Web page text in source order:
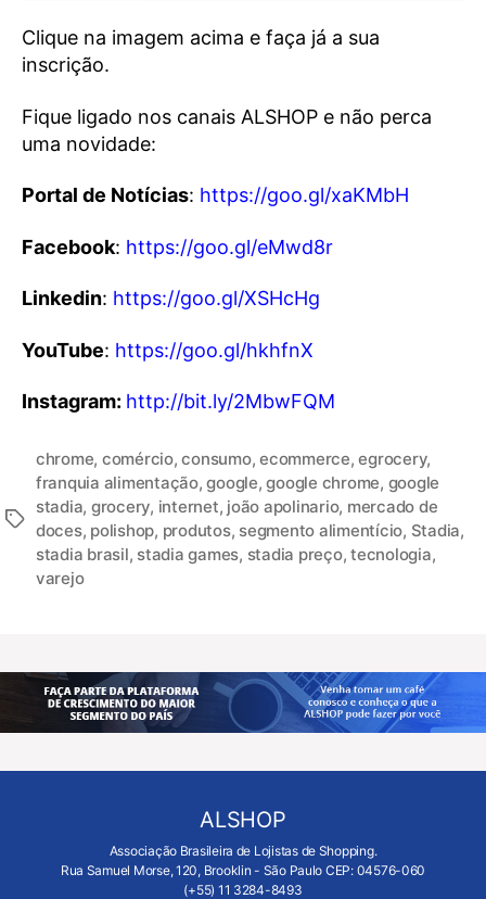
Clique na imagem acima e faça já a sua
inscrição.
Fique ligado nos canais ALSHOP e não perca
uma novidade:
Portal de Notícias: https://goo.gl/xaKMbH
Facebook: https://goo.gl/eMwd8r
Linkedin: https://goo.gl/XSHcHg
YouTube: https://goo.gl/hkhfnX
Instagram: http://bit.ly/2MbwFQM
chrome, comércio,consumo,ecommerce,egrocery,
franquia alimentação,google,google chrome, google
stadia, grocery, internet, joão apolinario, mercado de
doces, polishop, produtos, segmento alimentício, Stadia,
stadia brasil, stadia games, stadia preço,tecnologia,
varejo
ALSHOP
Associação Brasileira de Lojistas de Shopping.
Rua Samuel Morse, 120, Brooklin - São Paulo CEP: 04576-060
(+55) 11 3284-8493